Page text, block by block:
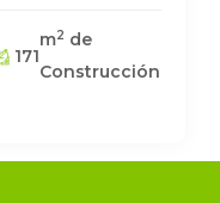
171
m2 de
Construcción